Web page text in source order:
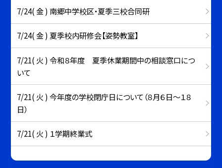
7/24( 金 ) 南郷中学校区・夏季三校合同研
7/24( 金 ) 夏季校内研修会【姿勢教室】
7/21( 火 ) 令和８年度 夏季休業期間中の相談窓口につ
いて
7/21( 火 ) 今年度の学校閉庁日について（８月６日～１８
日）
7/21( 火 ) １学期終業式